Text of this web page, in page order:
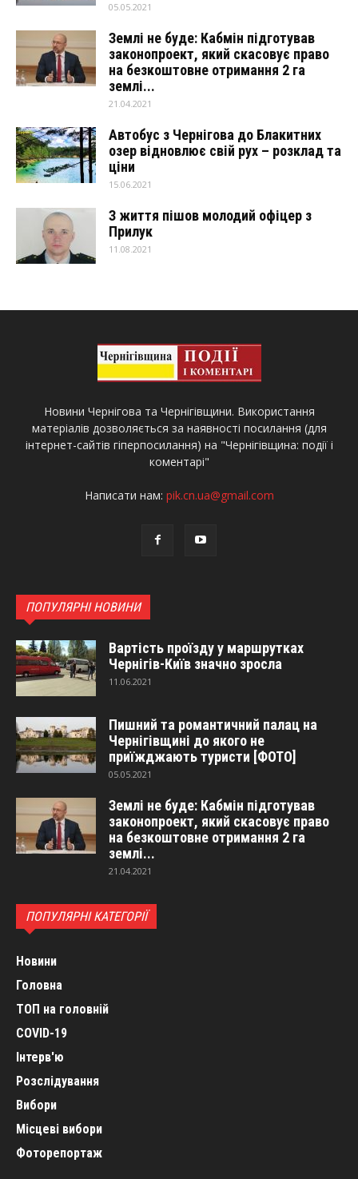
05.05.2021
Землі не буде: Кабмін підготував
законопроект, який скасовує право
на безкоштовне отримання 2 га
землі...
21.04.2021
Автобус з Чернігова до Блакитних
озер відновлює свій рух – розклад та
ціни
15.06.2021
З життя пішов молодий офіцер з
Прилук
11.08.2021
Новини Чернігова та Чернігівщини. Використання
матеріалів дозволяється за наявності посилання (для
інтернет-сайтів гіперпосилання) на "Чернігівщина: події і
коментарі"
Написати нам: pik.cn.ua@gmail.com
ПОПУЛЯРНІ НОВИНИ
Вартість проїзду у маршрутках
Чернігів-Київ значно зросла
11.06.2021
Пишний та романтичний палац на
Чернігівщині до якого не
приїжджають туристи [ФОТО]
05.05.2021
Землі не буде: Кабмін підготував
законопроект, який скасовує право
на безкоштовне отримання 2 га
землі...
21.04.2021
ПОПУЛЯРНІ КАТЕГОРІЇ
Новини
Головна
ТОП на головній
COVID-19
Інтерв'ю
Розслідування
Вибори
Місцеві вибори
Фоторепортаж